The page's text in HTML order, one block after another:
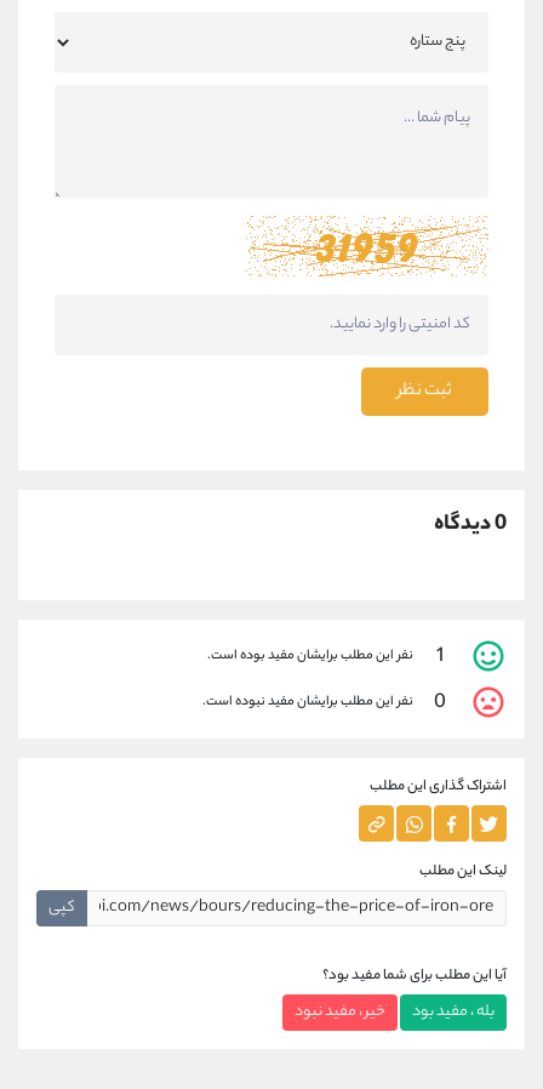
ثبت نظر
0 دیدگاه
1 نفر این مطلب برایشان مفید بوده است.
0 نفر این مطلب برایشان مفید نبوده است.
اشتراک گذاری این مطلب
لینک این مطلب
کپی
آیا این مطلب برای شما مفید بود؟
بله ، مفید بود خیر ، مفید نبود